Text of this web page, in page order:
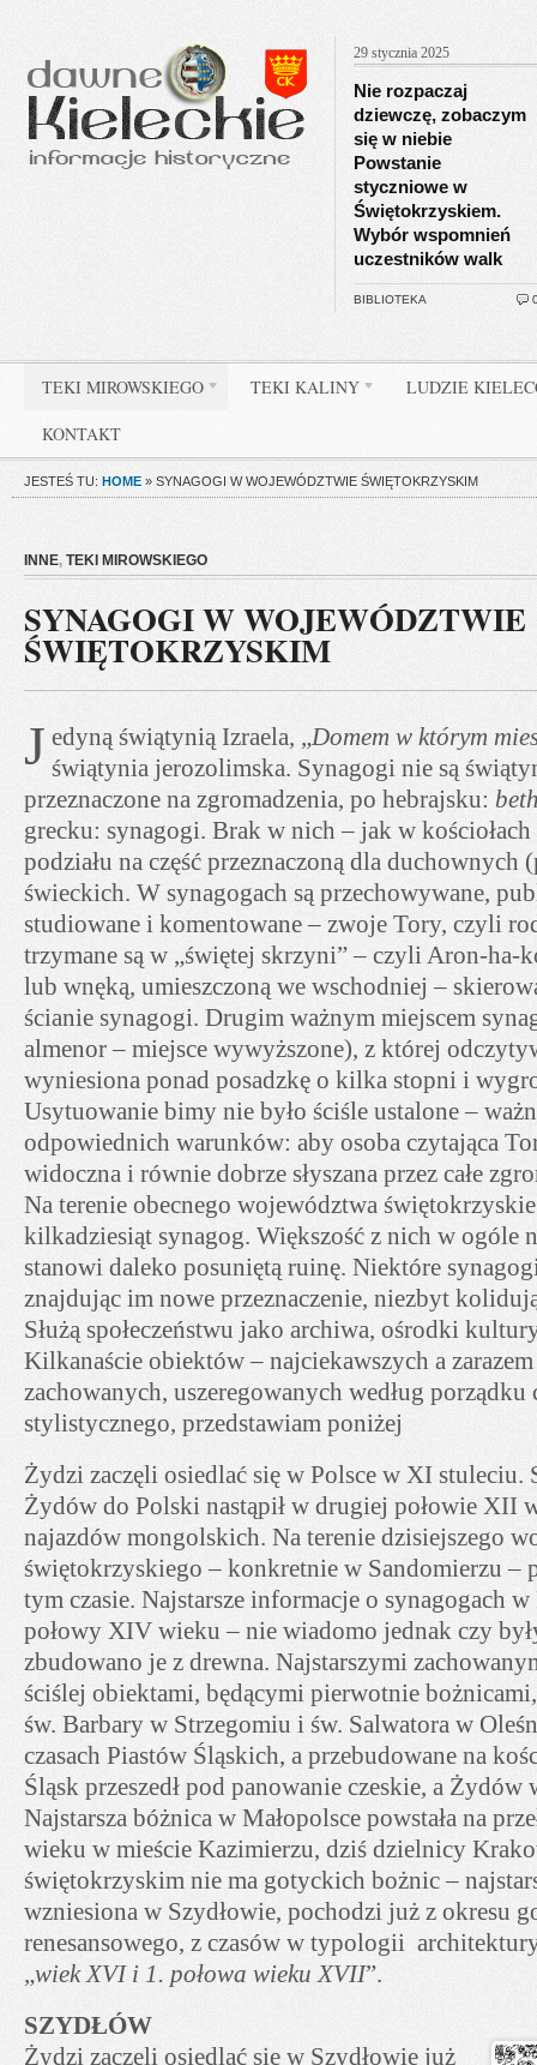
29 stycznia 2025
Nie rozpaczaj
dziewczę, zobaczym
się w niebie
Powstanie
styczniowe w
Świętokrzyskiem.
Wybór wspomnień
uczestników walk
BIBLIOTEKA
TEKI MIROWSKIEGO TEKI KALINY LUDZIE
KONTAKT
JESTEŚ TU: HOME » SYNAGOGI W WOJEWÓDZTWIE ŚWIĘTOKRZYSKIM
INNE, TEKI MIROWSKIEGO
SYNAGOGI W WOJEWÓDZTWIE
ŚWIĘTOKRZYSKIM
J edyną świątynią Izraela, „Domem w którym
świątynia jerozolimska. Synagogi nie są
przeznaczone na zgromadzenia, po hebrajsku:
grecku: synagogi. Brak w nich – jak w
podziału na część przeznaczoną dla
świeckich. W synagogach są przechowywane,
studiowane i komentowane – zwoje Tory, czyli
trzymane są w „świętej skrzyni” – czyli Aron-ha-
lub wnęką, umieszczoną we wschodniej –
ścianie synagogi. Drugim ważnym miejscem
almenor – miejsce wywyższone), z której
wyniesiona ponad posadzkę o kilka stopni i
Usytuowanie bimy nie było ściśle ustalone –
odpowiednich warunków: aby osoba czytająca
widoczna i równie dobrze słyszana przez całe
Na terenie obecnego województwa
kilkadziesiąt synagog. Większość z nich w ogóle
stanowi daleko posuniętą ruinę. Niektóre
znajdując im nowe przeznaczenie, niezbyt
Służą społeczeństwu jako archiwa, ośrodki
Kilkanaście obiektów – najciekawszych a
zachowanych, uszeregowanych według
stylistycznego, przedstawiam poniżej
Żydzi zaczęli osiedlać się w Polsce w XI stuleciu.
Żydów do Polski nastąpił w drugiej połowie XII
najazdów mongolskich. Na terenie dzisiejszego
świętokrzyskiego – konkretnie w Sandomierzu –
tym czasie. Najstarsze informacje o synagogach
połowy XIV wieku – nie wiadomo jednak czy
zbudowano je z drewna. Najstarszymi
ściślej obiektami, będącymi pierwotnie
św. Barbary w Strzegomiu i św. Salwatora w
czasach Piastów Śląskich, a przebudowane na
Śląsk przeszedł pod panowanie czeskie, a Żydów
Najstarsza bóżnica w Małopolsce powstała na
wieku w mieście Kazimierzu, dziś dzielnicy
świętokrzyskim nie ma gotyckich bożnic –
wzniesiona w Szydłowie, pochodzi już z okresu
renesansowego, z czasów w typologii
„wiek XVI i 1. połowa wieku XVII”.
SZYDŁÓW
Żydzi zaczęli osiedlać się w Szydłowie już